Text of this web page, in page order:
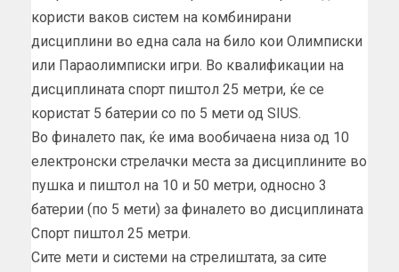
користи ваков систем на комбинирани
дисциплини во една сала на било кои Олимписки
или Параолимписки игри. Во квалификации на
дисциплината спорт пиштол 25 метри, ќе се
користат 5 батерии со по 5 мети од SIUS.
Во финалето пак, ќе има вообичаена низа од 10
електронски стрелачки места за дисциплините во
пушка и пиштол на 10 и 50 метри, односно 3
батерии (по 5 мети) за финалето во дисциплината
Спорт пиштол 25 метри.
Сите мети и системи на стрелиштата, за сите